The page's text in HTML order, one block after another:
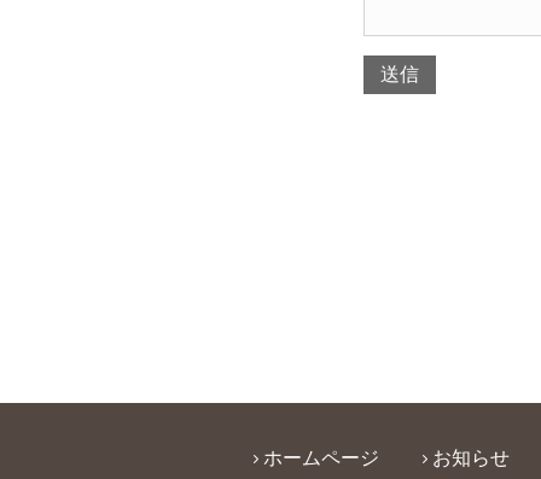
ホームページ お知らせ